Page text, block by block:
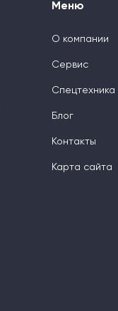
Меню
О компании
Сервис
Спецтехника
Блог
Контакты
Карта сайта